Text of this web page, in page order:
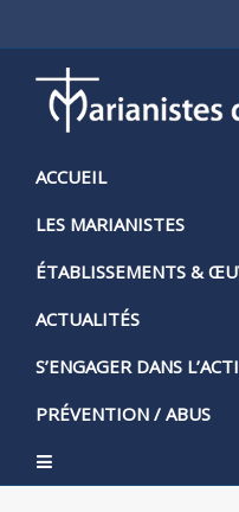
ACCUEIL
LES MARIANISTES
ÉTABLISSEMENTS &
ACTUALITÉS
S’ENGAGER DANS
PRÉVENTION / ABUS